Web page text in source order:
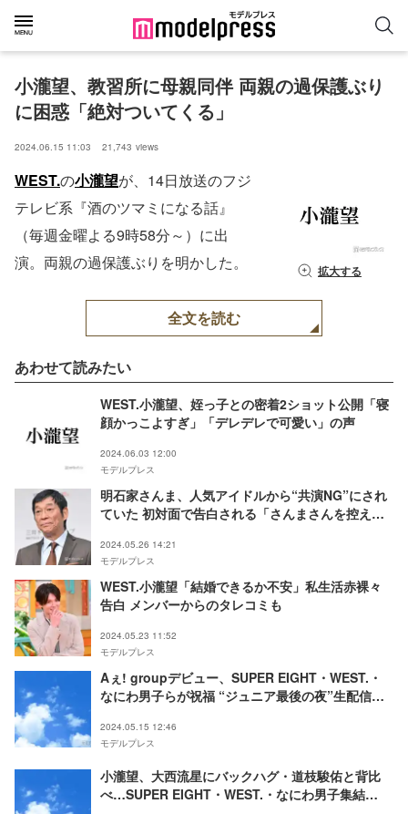
小瀧望、教習所に母親同伴 両親の過保護ぶり
に困惑「絶対ついてくる」
2024.06.15 11:03 21,743 views
拡大する
WEST.の小瀧望が、14日放送のフジ
テレビ系『酒のツマミになる話』
（毎週金曜よる9時58分～）に出
演。両親の過保護ぶりを明かした。
全文を読む
あわせて読みたい
WEST.小瀧望、姪っ子との密着2ショット公開「寝
顔かっこよすぎ」「デレデレで可愛い」の声
2024.06.03 12:00
モデルプレス
明石家さんま、人気アイドルから“共演NG”にされ
ていた 初対面で告白される「さんまさんを控えて
2024.05.26 14:21
モデルプレス
WEST.小瀧望「結婚できるか不安」私生活赤裸々
告白 メンバーからのタレコミも
2024.05.23 11:52
モデルプレス
Aぇ! groupデビュー、SUPER EIGHT・WEST.・
なにわ男子らが祝福 “ジュニア最後の夜”生配信に
2024.05.15 12:46
モデルプレス
小瀧望、大西流星にバックハグ・道枝駿佑と背比
べ…SUPER EIGHT・WEST.・なにわ男子集結